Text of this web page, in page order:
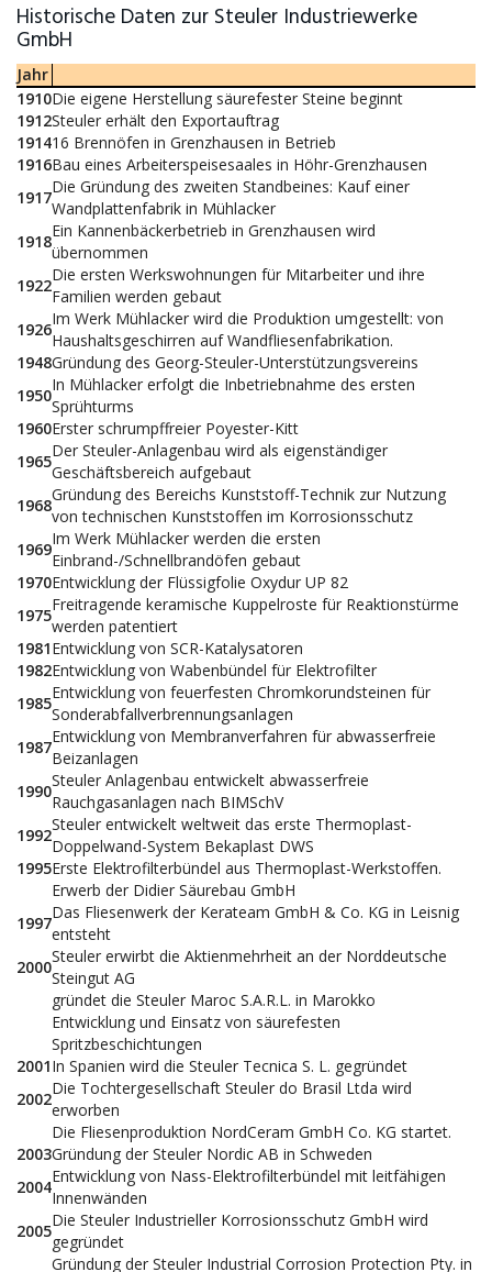
Historische Daten zur Steuler Industriewerke
GmbH
Jahr
1910Die eigene Herstellung säurefester Steine beginnt
1912Steuler erhält den Exportauftrag
191416 Brennöfen in Grenzhausen in Betrieb
1916Bau eines Arbeiterspeisesaales in Höhr-Grenzhausen
1917
Die Gründung des zweiten Standbeines: Kauf einer
Wandplattenfabrik in Mühlacker
1918
Ein Kannenbäckerbetrieb in Grenzhausen wird
übernommen
1922
Die ersten Werkswohnungen für Mitarbeiter und ihre
Familien werden gebaut
1926
Im Werk Mühlacker wird die Produktion umgestellt: von
Haushaltsgeschirren auf Wandfliesenfabrikation.
1948Gründung des Georg-Steuler-Unterstützungsvereins
1950
In Mühlacker erfolgt die Inbetriebnahme des ersten
Sprühturms
1960Erster schrumpffreier Poyester-Kitt
1965
Der Steuler-Anlagenbau wird als eigenständiger
Geschäftsbereich aufgebaut
1968
Gründung des Bereichs Kunststoff-Technik zur Nutzung
von technischen Kunststoffen im Korrosionsschutz
1969
Im Werk Mühlacker werden die ersten
Einbrand-/Schnellbrandöfen gebaut
1970Entwicklung der Flüssigfolie Oxydur UP 82
1975
Freitragende keramische Kuppelroste für Reaktionstürme
werden patentiert
1981Entwicklung von SCR-Katalysatoren
1982Entwicklung von Wabenbündel für Elektrofilter
1985
Entwicklung von feuerfesten Chromkorundsteinen für
Sonderabfallverbrennungsanlagen
1987
Entwicklung von Membranverfahren für abwasserfreie
Beizanlagen
1990
Steuler Anlagenbau entwickelt abwasserfreie
Rauchgasanlagen nach BIMSchV
1992
Steuler entwickelt weltweit das erste Thermoplast-
Doppelwand-System Bekaplast DWS
1995Erste Elektrofilterbündel aus Thermoplast-Werkstoffen.
Erwerb der Didier Säurebau GmbH
1997
Das Fliesenwerk der Kerateam GmbH & Co. KG in Leisnig
entsteht
2000
Steuler erwirbt die Aktienmehrheit an der Norddeutsche
Steingut AG
gründet die Steuler Maroc S.A.R.L. in Marokko
Entwicklung und Einsatz von säurefesten
Spritzbeschichtungen
2001In Spanien wird die Steuler Tecnica S. L. gegründet
2002
Die Tochtergesellschaft Steuler do Brasil Ltda wird
erworben
Die Fliesenproduktion NordCeram GmbH Co. KG startet.
2003Gründung der Steuler Nordic AB in Schweden
2004
Entwicklung von Nass-Elektrofilterbündel mit leitfähigen
Innenwänden
2005
Die Steuler Industrieller Korrosionsschutz GmbH wird
gegründet
Gründung der Steuler Industrial Corrosion Protection Pty. in